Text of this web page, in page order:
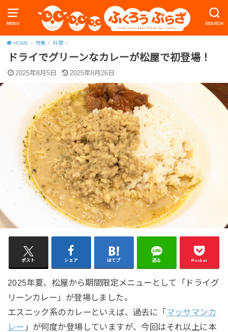
MENU SEARCH
HOME 特集 料理
ドライでグリーンなカレーが松屋で初登場！
2025年8月5日 2025年8月26日
ポスト シェア はてブ 送る Pocket
2025年夏、松屋から期間限定メニューとして「ドライグ
リーンカレー」が登場しました。
エスニック系のカレーといえば、過去に「マッサマンカ
レー 」が何度か登場していますが、今回はそれ以上に本